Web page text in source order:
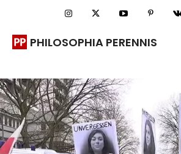
PHILOSOPHIA PERENNIS